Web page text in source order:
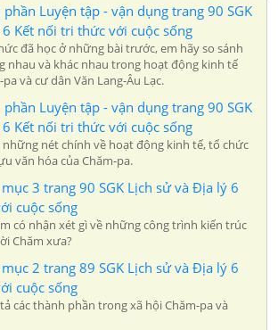
phần Luyện tập - vận dụng trang 90 SGK
Kết nối tri thức với cuộc sống
đã học ở những bài trước, em hãy so sánh
nhau và khác nhau trong hoạt động kinh tế
và cư dân Văn Lang-Âu Lạc.
phần Luyện tập - vận dụng trang 90 SGK
Kết nối tri thức với cuộc sống
nét chính về hoạt động kinh tế, tổ chức
văn hóa của Chăm-pa.
3 trang 90 SGK Lịch sử và Địa lý 6
cuộc sống
có nhận xét gì về những công trình kiến trúc
Chăm xưa?
2 trang 89 SGK Lịch sử và Địa lý 6
cuộc sống
các thành phần trong xã hội Chăm-pa và